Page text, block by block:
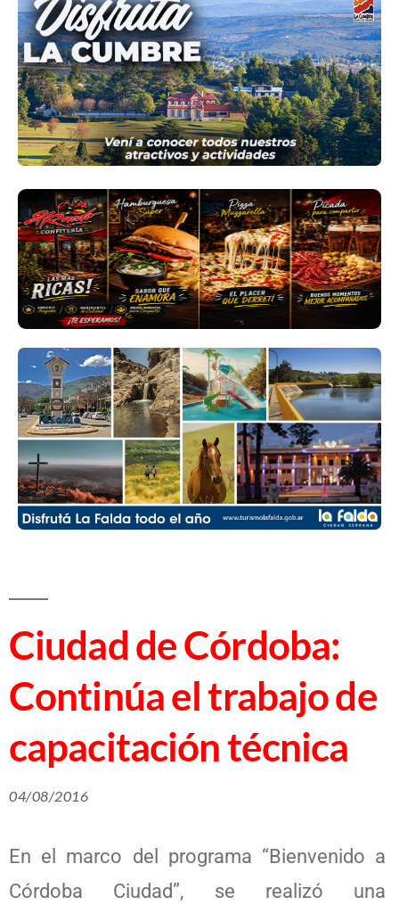
Ciudad de Córdoba:
Continúa el trabajo de
capacitación técnica
04/08/2016
En el marco del programa “Bienvenido a
Córdoba Ciudad”, se realizó una